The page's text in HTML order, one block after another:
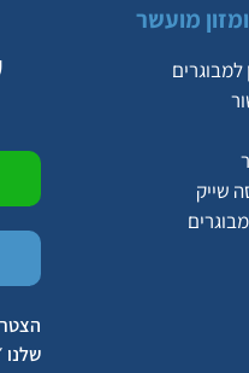
מועשר
למבוגרים
שייק
שלנו